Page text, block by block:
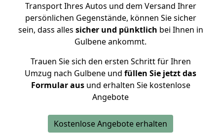
Transport Ihres Autos und dem Versand Ihrer
persönlichen Gegenstände, können Sie sicher
sein, dass alles sicher und pünktlich bei Ihnen in
Gulbene ankommt.
Trauen Sie sich den ersten Schritt für Ihren
Umzug nach Gulbene und füllen Sie jetzt das
Formular ausund erhalten Sie kostenlose
Angebote
Kostenlose Angebote erhalten